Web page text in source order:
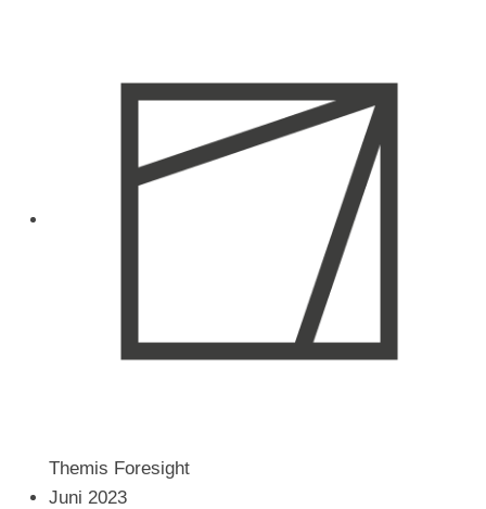
–
Guideline
für
den
Unternehmen
Themis Foresight
Juni 2023